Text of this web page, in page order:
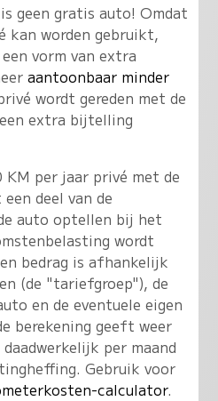
geen gratis auto! Omdat
kan worden gebruikt,
vorm van extra
aantoonbaar minder
wordt gereden met de
extra bijtelling
KM per jaar privé met de
deel van de
auto optellen bij het
wordt
bedrag is afhankelijk
(de "tariefgroep"), de
en de eventuele eigen
berekening geeft weer
per maand
Gebruik voor
calculator.